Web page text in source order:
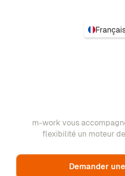
m-work vous
flexibilité un moteur
Demander